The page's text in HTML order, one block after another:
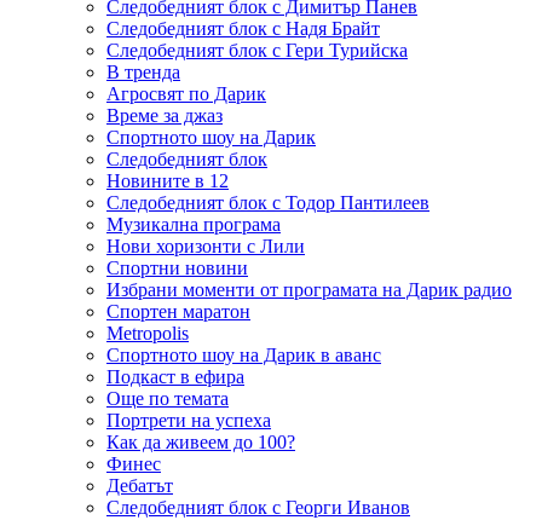
Следобедният блок с Димитър Панев
Следобедният блок с Надя Брайт
Следобедният блок с Гери Турийска
В тренда
Агросвят по Дарик
Време за джаз
Спортното шоу на Дарик
Следобедният блок
Новините в 12
Следобедният блок с Тодор Пантилеев
Музикална програма
Нови хоризонти с Лили
Спортни новини
Избрани моменти от програмата на Дарик радио
Спортен маратон
Metropolis
Спортното шоу на Дарик в аванс
Подкаст в ефира
Още по темата
Портрети на успеха
Как да живеем до 100?
Финес
Дебатът
Следобедният блок с Георги Иванов